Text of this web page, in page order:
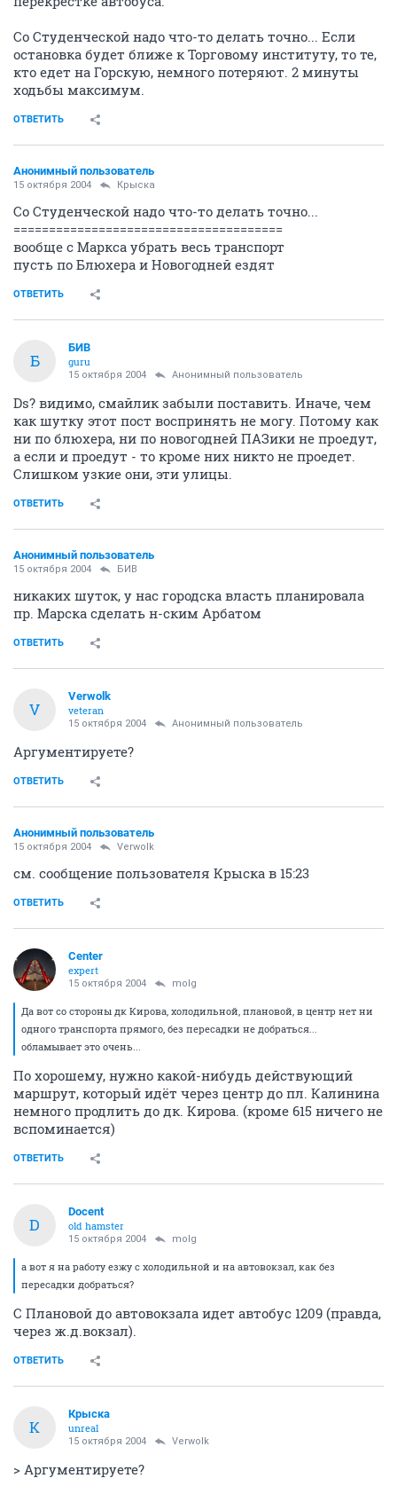
Со Студенческой надо что-то делать точно... Если
остановка будет ближе к Торговому институту, то те,
кто едет на Горскую, немного потеряют. 2 минуты
ходьбы максимум.
ОТВЕТИТЬ
Анонимный пользователь
15 октября 2004 Крыска
Со Студенческой надо что-то делать точно...
======================================
вообще с Маркса убрать весь транспорт
пусть по Блюхера и Новогодней ездят
ОТВЕТИТЬ
Б
БИВ
guru
15 октября 2004 Анонимный пользователь
Ds? видимо, смайлик забыли поставить. Иначе, чем
как шутку этот пост воспринять не могу. Потому как
ни по блюхера, ни по новогодней ПАЗики не проедут,
а если и проедут - то кроме них никто не проедет.
Слишком узкие они, эти улицы.
ОТВЕТИТЬ
Анонимный пользователь
15 октября 2004 БИВ
никаких шуток, у нас городска власть планировала
пр. Марска сделать н-ским Арбатом
ОТВЕТИТЬ
V
Verwolk
veteran
15 октября 2004 Анонимный пользователь
Аргументируете?
ОТВЕТИТЬ
Анонимный пользователь
15 октября 2004 Verwolk
см. сообщение пользователя Крыска в 15:23
ОТВЕТИТЬ
Center
expert
15 октября 2004 molg
Да вот со стороны дк Кирова, холодильной, плановой, в центр нет ни
одного транспорта прямого, без пересадки не добраться...
обламывает это очень...
По хорошему, нужно какой-нибудь действующий
маршрут, который идёт через центр до пл. Калинина
немного продлить до дк. Кирова. (кроме 615 ничего не
вспоминается)
ОТВЕТИТЬ
D
Docent
old hamster
15 октября 2004 molg
а вот я на работу езжу с холодильной и на автовокзал, как без
пересадки добраться?
С Плановой до автовокзала идет автобус 1209 (правда,
через ж.д.вокзал).
ОТВЕТИТЬ
К
Крыска
unreal
15 октября 2004 Verwolk
> Аргументируете?